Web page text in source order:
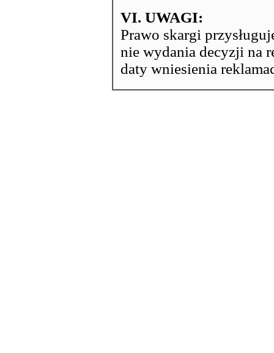
VI. UWAGI:
Prawo skargi
nie wydania decyzji na
daty wniesienia